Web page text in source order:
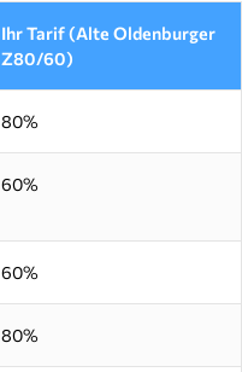
Ihr Tarif (Alte Oldenburger
Z80/60)
80%
60%
60%
80%